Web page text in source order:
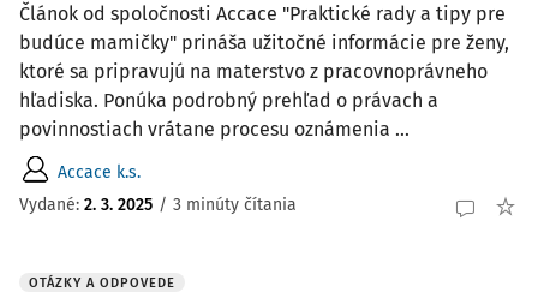
Článok od spoločnosti Accace "Praktické rady a tipy pre
budúce mamičky" prináša užitočné informácie pre ženy,
ktoré sa pripravujú na materstvo z pracovnoprávneho
hľadiska. Ponúka podrobný prehľad o právach a
povinnostiach vrátane procesu oznámenia ...
Accace k.s.
Vydané: 2. 3. 2025 / 3 minúty čítania
OTÁZKY A ODPOVEDE